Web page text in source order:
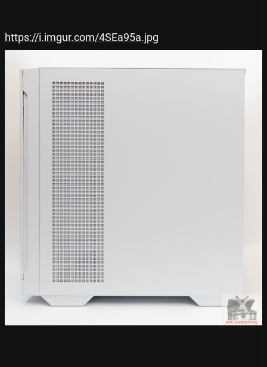
https://i.imgur.com/4SEa95a.jpg